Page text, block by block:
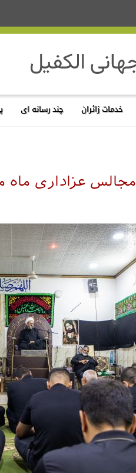
خدمات زائران چند رسانه ای
عزاداری